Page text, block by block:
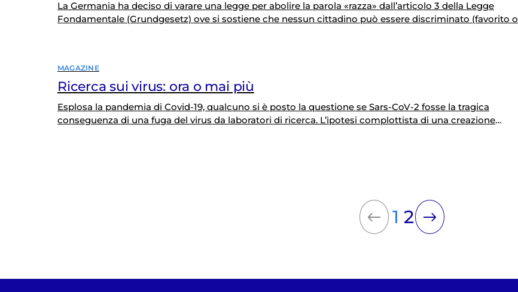
La Germania ha deciso di varare una legge per abolire la parola «razza» dall’articolo 3 della Legge
Fondamentale (Grundgesetz) ove si sostiene che nessun cittadino può essere discriminato (favorito o
MAGAZINE
Ricerca sui virus: ora o mai più
Esplosa la pandemia di Covid-19, qualcuno si è posto la questione se Sars-CoV-2 fosse la tragica
conseguenza di una fuga del virus da laboratori di ricerca. L’ipotesi complottista di una creazione
1 2